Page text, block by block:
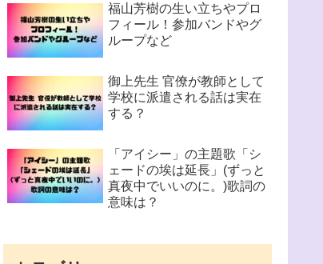
福山芳樹の生い立ちやプロ
フィール！参加バンドやグ
ループなど
御上先生 官僚が教師として
学校に派遣される話は実在
する？
「アイシー」の主題歌「シ
ェードの埃は延長」(ずっと
真夜中でいいのに。)歌詞の
意味は？